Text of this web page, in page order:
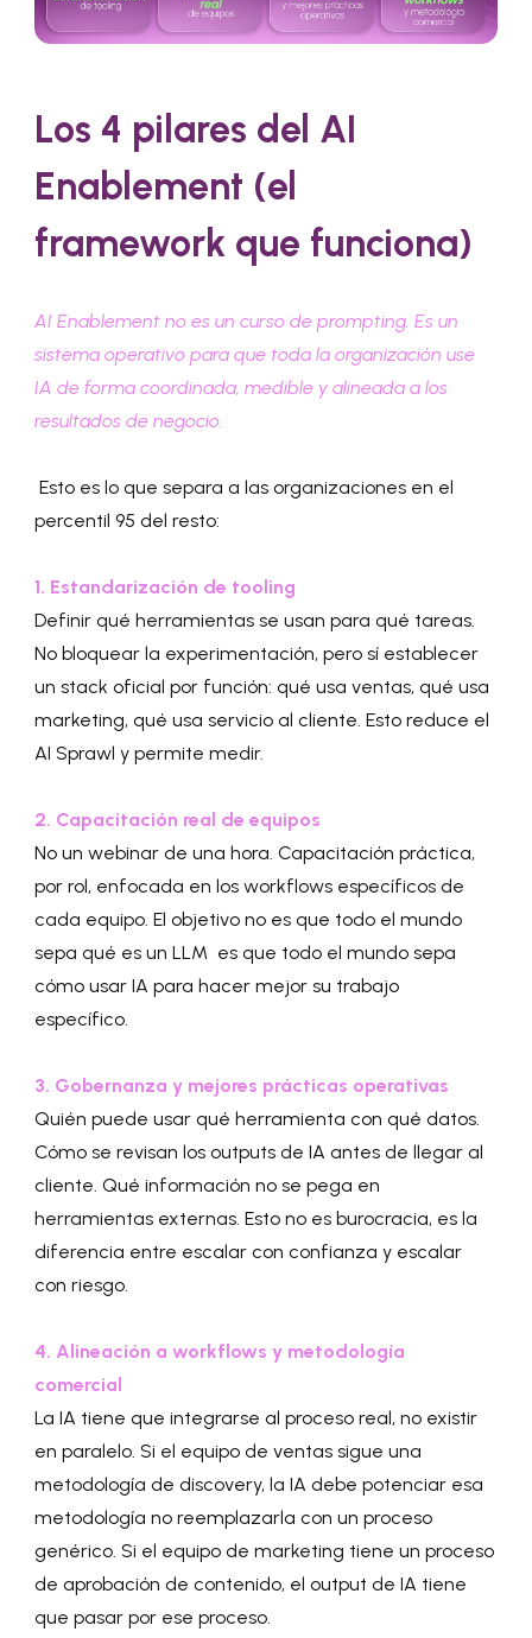
Los 4 pilares del AI
Enablement (el
framework que funciona)
AI Enablement no es un curso de prompting. Es un
sistema operativo para que toda la organización use
IA de forma coordinada, medible y alineada a los
resultados de negocio.
Esto es lo que separa a las organizaciones en el
percentil 95 del resto:
1. Estandarización de tooling
Definir qué herramientas se usan para qué tareas.
No bloquear la experimentación, pero sí establecer
un stack oficial por función: qué usa ventas, qué usa
marketing, qué usa servicio al cliente. Esto reduce el
AI Sprawl y permite medir.
2. Capacitación real de equipos
No un webinar de una hora. Capacitación práctica,
por rol, enfocada en los workflows específicos de
cada equipo. El objetivo no es que todo el mundo
sepa qué es un LLM es que todo el mundo sepa
cómo usar IA para hacer mejor su trabajo
específico.
3. Gobernanza y mejores prácticas operativas
Quién puede usar qué herramienta con qué datos.
Cómo se revisan los outputs de IA antes de llegar al
cliente. Qué información no se pega en
herramientas externas. Esto no es burocracia, es la
diferencia entre escalar con confianza y escalar
con riesgo.
4. Alineación a workflows y metodología
comercial
La IA tiene que integrarse al proceso real, no existir
en paralelo. Si el equipo de ventas sigue una
metodología de discovery, la IA debe potenciar esa
metodología no reemplazarla con un proceso
genérico. Si el equipo de marketing tiene un proceso
de aprobación de contenido, el output de IA tiene
que pasar por ese proceso.